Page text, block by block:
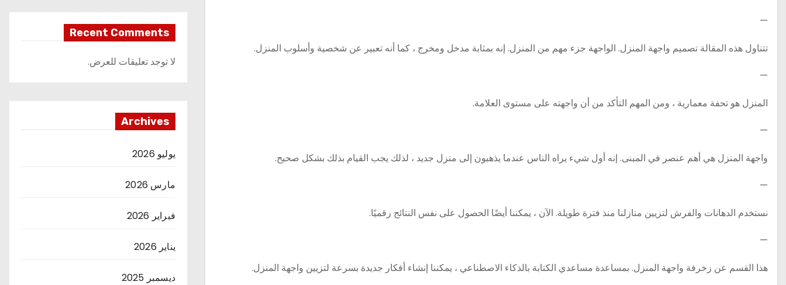
—
تتناول هذه المقالة تصميم واجهة المنزل. الواجهة جزء مهم من المنزل. إنه بمثابة مدخل ومخرج ، كما أنه تعبير عن شخصية وأسلوب المنزل.
—
المنزل هو تحفة معمارية ، ومن المهم التأكد من أن واجهته على مستوى العلامة.
—
واجهة المنزل هي أهم عنصر في المبنى. إنه أول شيء يراه الناس عندما يذهبون إلى منزل جديد ، لذلك يجب القيام بذلك بشكل صحيح.
—
نستخدم الدهانات والفرش لتزيين منازلنا منذ فترة طويلة. الآن ، يمكننا أيضًا الحصول على نفس النتائج رقميًا.
—
هذا القسم عن زخرفة واجهة المنزل. بمساعدة مساعدي الكتابة بالذكاء الاصطناعي ، يمكننا إنشاء أفكار جديدة بسرعة لتزيين واجهة المنزل.
Recent Comments
لا توجد تعليقات للعرض.
Archives
يوليو 2026
مارس 2026
فبراير 2026
يناير 2026
ديسمبر 2025